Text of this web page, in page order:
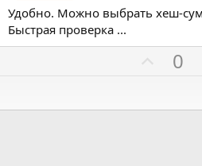
т
й
0
з
ё
Удобно. Можно выбрать хеш-
Быстрая проверка ...
П
и
0